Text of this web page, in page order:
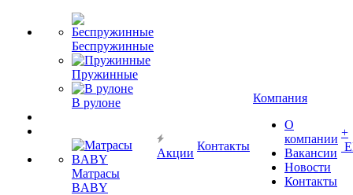
Беспружинные
Пружинные
В рулоне
Матрасы
BABY
Акции
Контакты
Компания
О
компании
Вакансии
Новости
Контакты
+